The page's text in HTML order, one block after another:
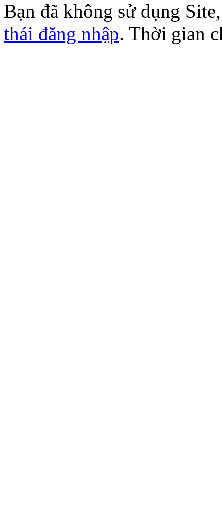
Bạn đã không sử dụng
thái đăng nhập. Thời gian